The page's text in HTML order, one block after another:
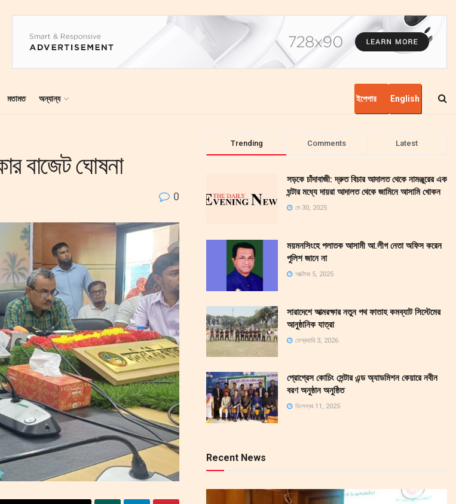
মতামত অন্যান্য ইপেপার English
বাজেট ঘোষনা
0
Trending Comments Latest
সড়কে চাঁদাবাজী: দ্রুত বিচার আদালত থেকে নামঞ্জুরের এক
ঘন্টার মধ্যে দায়রা আদালত থেকে জামিনে আসামি খোকন
মে 30, 2025
ময়মনসিংহে পলাতক আসামী আ.লীগ নেতা অফিস করেন
পুলিশ জানে না
অক্টোবর 5, 2025
সারাদেশে আত্মরক্ষার নতুন পথ ফাতাহ কমব্যাট সিস্টেমের
আনুষ্ঠানিক যাত্রা
ফেব্রুয়ারি 3, 2026
প্রোগ্রেস কোচিং সেন্টার এন্ড অ্যাডমিশন কেয়ারে নবীন
বরণ অনুষ্ঠান অনুষ্ঠিত
ডিসেম্বর 11, 2025
Recent News